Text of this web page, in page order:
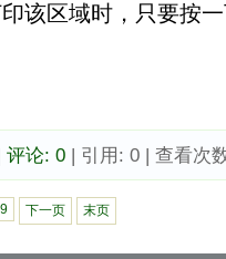
该区域时，只要按
评论: 0| 引用: 0 | 查看次
9 下一页 末页